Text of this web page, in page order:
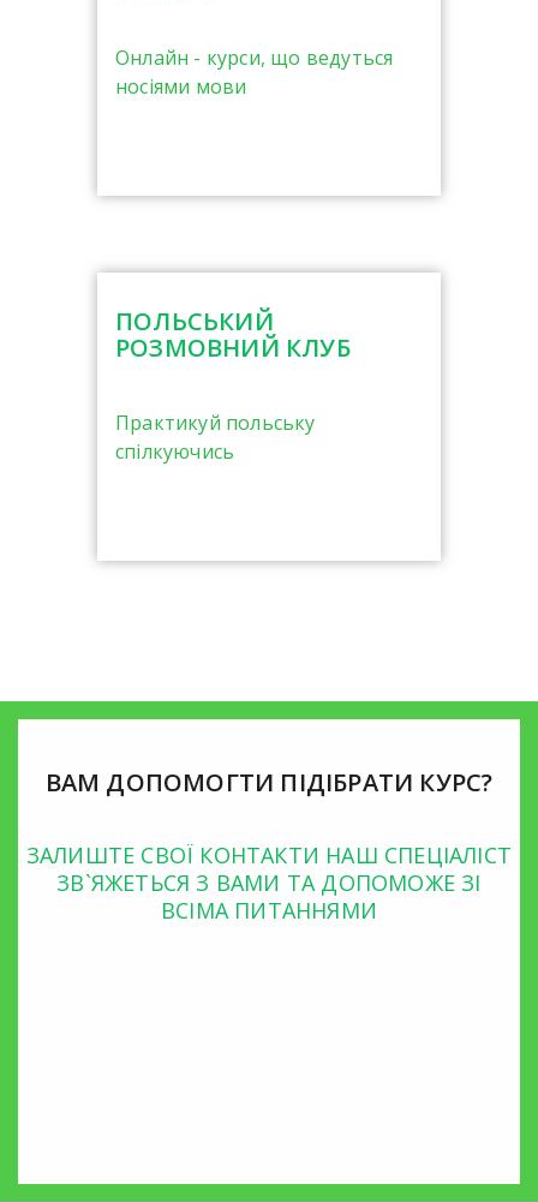
Онлайн - курси, що ведуться
носіями мови
ПОЛЬСЬКИЙ
РОЗМОВНИЙ КЛУБ
Практикуй польську
спілкуючись
ВАМ ДОПОМОГТИ ПІДІБРАТИ КУРС?
ЗАЛИШТЕ СВОЇ КОНТАКТИ НАШ СПЕЦІАЛІСТ
ЗВ`ЯЖЕТЬСЯ З ВАМИ ТА ДОПОМОЖЕ ЗІ
ВСІМА ПИТАННЯМИ